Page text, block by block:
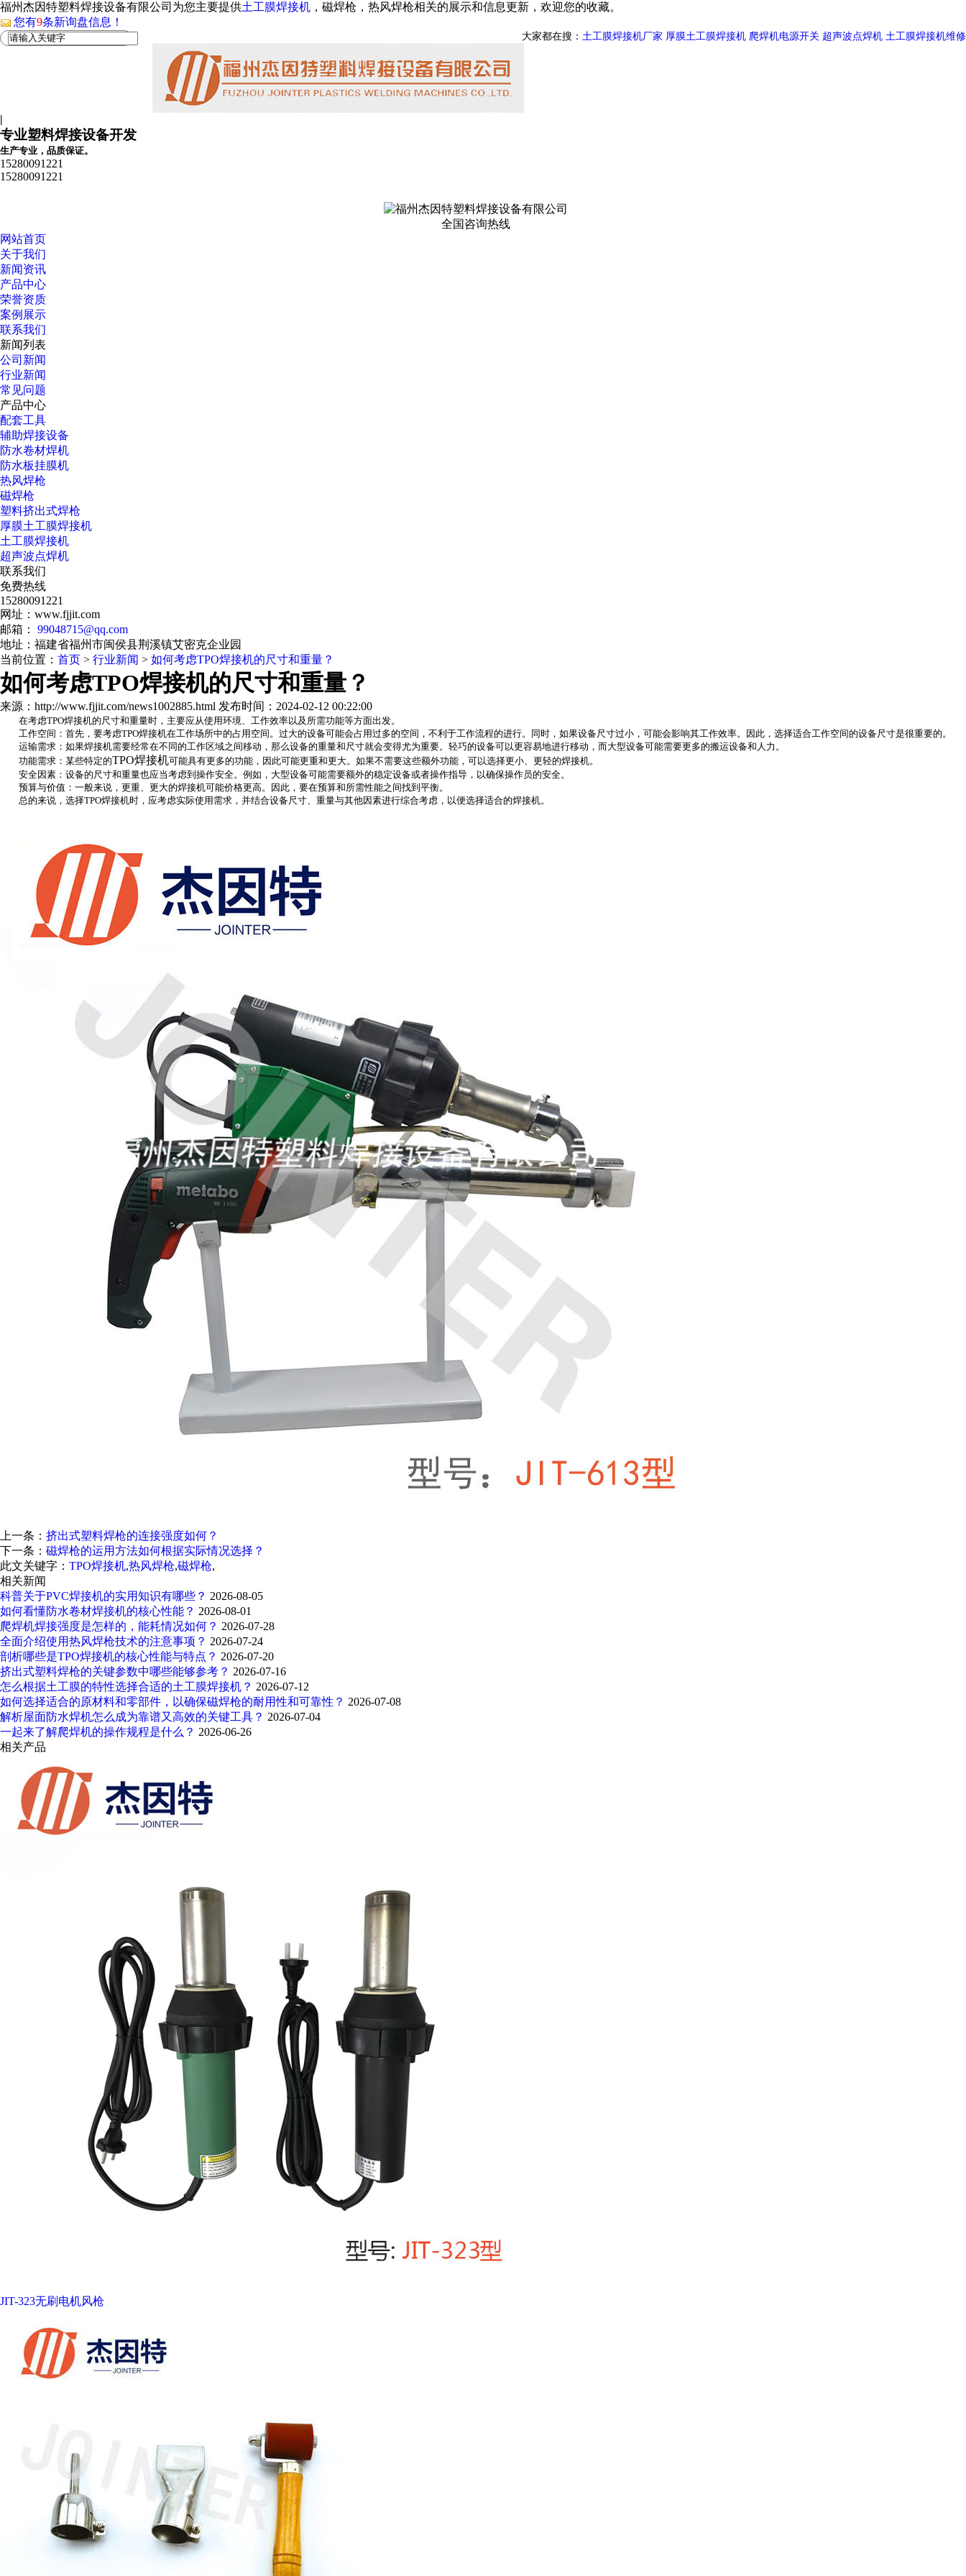
福州杰因特塑料焊接设备有限公司为您主要提供土工膜焊接机 ，磁焊枪，热风焊枪相关的展示和信息更新，欢迎您的收藏。
您有9条新询盘信息！
大家都在搜： 土工膜焊接机厂家 厚膜土工膜焊接机 爬焊机电源开关 超声波点焊机 土工膜焊接机维修
|
专业塑料焊接设备开发
生产专业，品质保证。
15280091221
15280091221
全国咨询热线
网站首页
关于我们
新闻资讯
产品中心
荣誉资质
案例展示
联系我们
新闻列表
公司新闻
行业新闻
常见问题
产品中心
配套工具
辅助焊接设备
防水卷材焊机
防水板挂膜机
热风焊枪
磁焊枪
塑料挤出式焊枪
厚膜土工膜焊接机
土工膜焊接机
超声波点焊机
联系我们
免费热线
15280091221
网址：www.fjjit.com
邮箱： 99048715@qq.com
地址：福建省福州市闽侯县荆溪镇艾密克企业园
当前位置： 首页 > 行业新闻 > 如何考虑TPO焊接机的尺寸和重量？
如何考虑TPO焊接机的尺寸和重量？
来源：http://www.fjjit.com/news1002885.html 发布时间：2024-02-12 00:22:00
在考虑TPO焊接机的尺寸和重量时，主要应从使用环境、工作效率以及所需功能等方面出发。
工作空间：首先，要考虑TPO焊接机在工作场所中的占用空间。过大的设备可能会占用过多的空间，不利于工作流程的进行。同时，如果设备尺寸过小，可能会影响其工作效率。因此，选择适合工作空间的设备尺寸是很重要的。
运输需求：如果焊接机需要经常在不同的工作区域之间移动，那么设备的重量和尺寸就会变得尤为重要。轻巧的设备可以更容易地进行移动，而大型设备可能需要更多的搬运设备和人力。
功能需求：某些特定的TPO焊接机可能具有更多的功能，因此可能更重和更大。如果不需要这些额外功能，可以选择更小、更轻的焊接机。
安全因素：设备的尺寸和重量也应当考虑到操作安全。例如，大型设备可能需要额外的稳定设备或者操作指导，以确保操作员的安全。
预算与价值：一般来说，更重、更大的焊接机可能价格更高。因此，要在预算和所需性能之间找到平衡。
总的来说，选择TPO焊接机时，应考虑实际使用需求，并结合设备尺寸、重量与其他因素进行综合考虑，以便选择适合的焊接机。
上一条： 挤出式塑料焊枪的连接强度如何？
下一条： 磁焊枪的运用方法如何根据实际情况选择？
此文关键字： TPO焊接机,热风焊枪,磁焊枪,
相关新闻
科普关于PVC焊接机的实用知识有哪些？ 2026-08-05
如何看懂防水卷材焊接机的核心性能？ 2026-08-01
爬焊机焊接强度是怎样的，能耗情况如何？ 2026-07-28
全面介绍使用热风焊枪技术的注意事项？ 2026-07-24
剖析哪些是TPO焊接机的核心性能与特点？ 2026-07-20
挤出式塑料焊枪的关键参数中哪些能够参考？ 2026-07-16
怎么根据土工膜的特性选择合适的土工膜焊接机？ 2026-07-12
如何选择适合的原材料和零部件，以确保磁焊枪的耐用性和可靠性？ 2026-07-08
解析屋面防水焊机怎么成为靠谱又高效的关键工具？ 2026-07-04
一起来了解爬焊机的操作规程是什么？ 2026-06-26
相关产品
JIT-323无刷电机风枪